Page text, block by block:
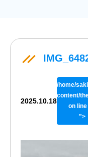
2025.10.18
/home/
content/
on line
">